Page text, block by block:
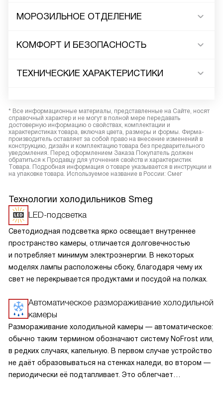
МОРОЗИЛЬНОЕ ОТДЕЛЕНИЕ
КОМФОРТ И БЕЗОПАСНОСТЬ
ТЕХНИЧЕСКИЕ ХАРАКТЕРИСТИКИ
* Все информационные материалы, представленные на Сайте, носят
справочный характер и не могут в полной мере передавать
достоверную информацию о свойствах, комплектации и
характеристиках товара, включая цвета, размеры и формы. Фирма-
производитель оставляет за собой право на внесение изменений в
конструкцию, дизайн и комплектацию товара без предварительного
уведомления. Перед оформлением Заказа Покупатель должен
обратиться к Продавцу для уточнения свойств и характеристик
Товара. Подробная информация о товаре указывается в инструкции и
на упаковке товара. Используемое название в России: Смег
Технологии холодильников Smeg
LED-подсветка
Светодиодная подсветка ярко освещает внутреннее
пространство камеры, отличается долговечностью
и потребляет минимум электроэнергии. В некоторых
моделях лампы расположены сбоку, благодаря чему их
свет не перекрывается продуктами и посудой на полках.
Автоматическое размораживание холодильной
камеры
Размораживание холодильной камеры — автоматическое:
обычно таким термином обозначают систему NoFrost или,
в редких случаях, капельную. В первом случае устройство
не даёт образовываться на стенках наледи, во втором —
периодически её подтапливает. Это облегчает